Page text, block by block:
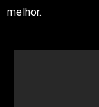
melhor.